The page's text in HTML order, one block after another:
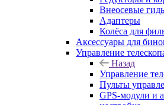
Внеосевые
Адаптеры
Колёса для
Аксессуары для
Управление
Назад
Управление
Пульты
GPS-модули и